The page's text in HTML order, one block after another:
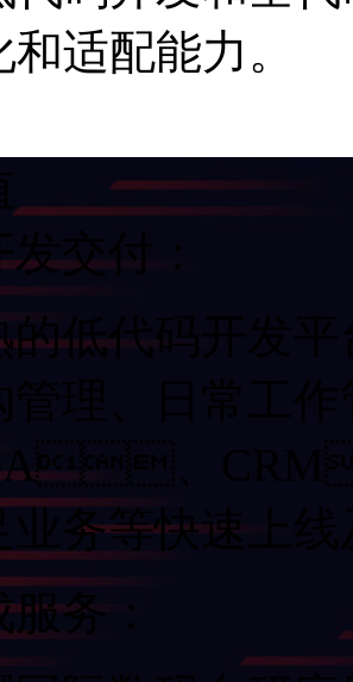
和适配能力。
付：
低代码开发平台
管理、日常
、
足业务等快速上
务：